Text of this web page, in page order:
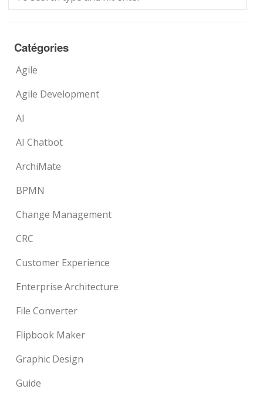
Catégories
Agile
Agile Development
AI
AI Chatbot
ArchiMate
BPMN
Change Management
CRC
Customer Experience
Enterprise Architecture
File Converter
Flipbook Maker
Graphic Design
Guide